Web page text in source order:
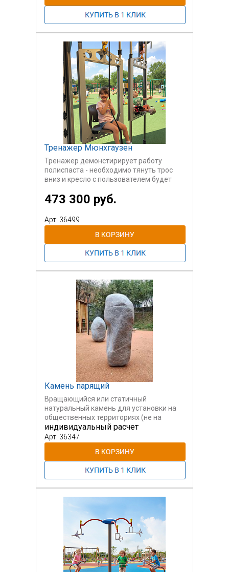
развлекательное оборудование. Кроме
собственно игрока панель собирает
вокруг массу зрителей, как детей, так и
взрослых.
Производим на заказ. Габариты,
препятствия, количество трасс -
согласовывается с заказчиком.
Тренажер Мюнхгаузен
Тренажер демонстирирует работу
полиспаста - необходимо тянуть трос
вниз и кресло с пользователем будет
473 300 руб.
Арт: 36499
Камень парящий
Вращающийся или статичный
натуральный камень для установки на
общественных территориях (не на
детских площадках).
индивидуальный расчет
Арт: 36347